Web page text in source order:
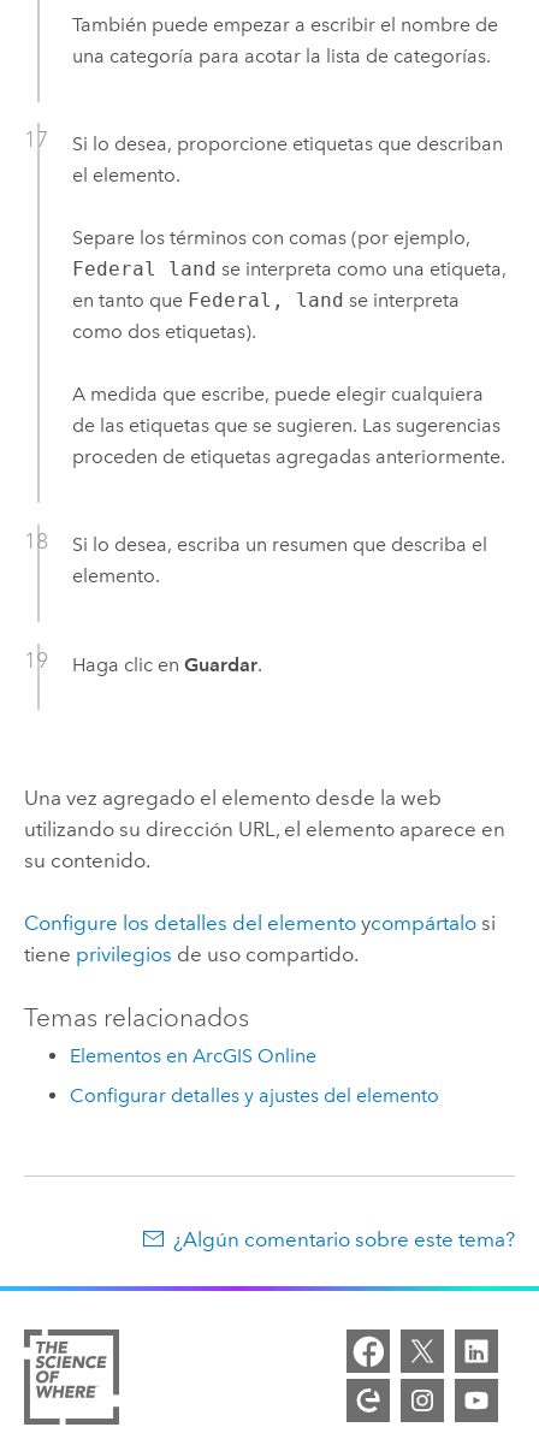
También puede empezar a escribir el nombre de
una categoría para acotar la lista de categorías.
Si lo desea, proporcione etiquetas que describan
el elemento.
Separe los términos con comas (por ejemplo,
Federal land se interpreta como una etiqueta,
en tanto que Federal, land se interpreta
como dos etiquetas).
A medida que escribe, puede elegir cualquiera
de las etiquetas que se sugieren. Las sugerencias
proceden de etiquetas agregadas anteriormente.
Si lo desea, escriba un resumen que describa el
elemento.
Haga clic en Guardar.
Una vez agregado el elemento desde la web
utilizando su dirección URL, el elemento aparece en
su contenido.
Configure los detalles del elementoycompártalosi
tiene privilegios de uso compartido.
Temas relacionados
Elementos en ArcGIS Online
Configurar detalles y ajustes del elemento
¿Algún comentario sobre este tema?